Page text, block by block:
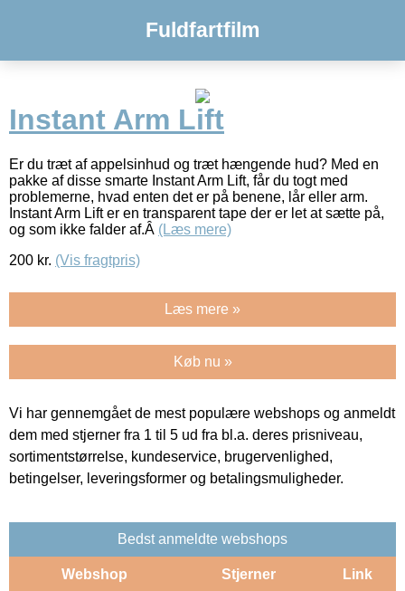
Fuldfartfilm
Instant Arm Lift
Er du træt af appelsinhud og træt hængende hud? Med en
pakke af disse smarte Instant Arm Lift, får du togt med
problemerne, hvad enten det er på benene, lår eller arm.
Instant Arm Lift er en transparent tape der er let at sætte på,
og som ikke falder af.Â (Læs mere)
200 kr. (Vis fragtpris)
Læs mere »
Køb nu »
Vi har gennemgået de mest populære webshops og anmeldt
dem med stjerner fra 1 til 5 ud fra bl.a. deres prisniveau,
sortimentstørrelse, kundeservice, brugervenlighed,
betingelser, leveringsformer og betalingsmuligheder.
Bedst anmeldte webshops
Webshop Stjerner Link